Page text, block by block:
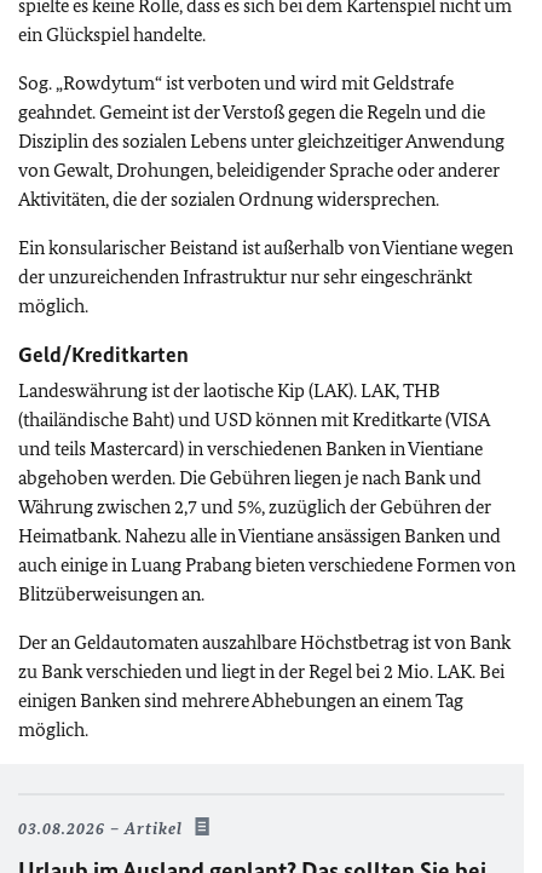
spielte es keine Rolle, dass es sich bei dem Kartenspiel nicht um
ein Glückspiel handelte.
Sog. „Rowdytum“ ist verboten und wird mit Geldstrafe
geahndet. Gemeint ist der Verstoß gegen die Regeln und die
Disziplin des sozialen Lebens unter gleichzeitiger Anwendung
von Gewalt, Drohungen, beleidigender Sprache oder anderer
Aktivitäten, die der sozialen Ordnung widersprechen.
Ein konsularischer Beistand ist außerhalb von Vientiane wegen
der unzureichenden Infrastruktur nur sehr eingeschränkt
möglich.
Geld/Kreditkarten
Landeswährung ist der laotische Kip (LAK). LAK, THB
(thailändische Baht) und USD können mit Kreditkarte (VISA
und teils Mastercard) in verschiedenen Banken in Vientiane
abgehoben werden. Die Gebühren liegen je nach Bank und
Währung zwischen 2,7 und 5%, zuzüglich der Gebühren der
Heimatbank. Nahezu alle in Vientiane ansässigen Banken und
auch einige in Luang Prabang bieten verschiedene Formen von
Blitzüberweisungen an.
Der an Geldautomaten auszahlbare Höchstbetrag ist von Bank
zu Bank verschieden und liegt in der Regel bei 2 Mio. LAK. Bei
einigen Banken sind mehrere Abhebungen an einem Tag
möglich.
03.08.2026 Artikel